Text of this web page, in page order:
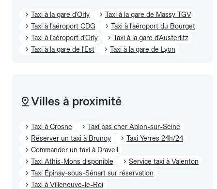
Taxi à la gare d'Orly
Taxi à la gare de Massy TGV
Taxi à l'aéroport CDG
Taxi à l'aéroport du Bourget
Taxi à l'aéroport d'Orly
Taxi à la gare d'Austerlitz
Taxi à la gare de l'Est
Taxi à la gare de Lyon
Villes à proximité
Taxi à Crosne
Taxi pas cher Ablon-sur-Seine
Réserver un taxi à Brunoy
Taxi Yerres 24h/24
Commander un taxi à Draveil
Taxi Athis-Mons disponible
Service taxi à Valenton
Taxi Épinay-sous-Sénart sur réservation
Taxi à Villeneuve-le-Roi